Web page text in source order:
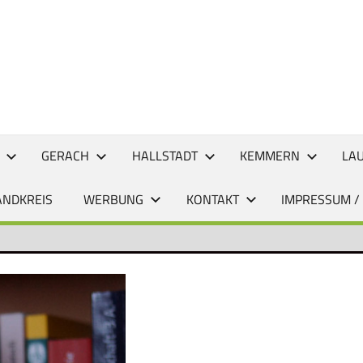
GERACH HALLSTADT KEMMERN
WERBUNG KONTAKT IMPRESSUM /